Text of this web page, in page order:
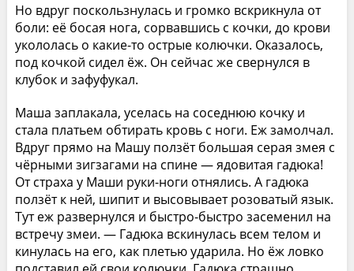
Но вдруг поскользнулась и громко вскрикнула от
боли: её босая нога, сорвавшись с кочки, до крови
укололась о какие-то острые колючки. Оказалось,
под кочкой сидел ёж. Он сейчас же свернулся в
клубок и зафуфукал.
Маша заплакала, уселась на соседнюю кочку и
стала платьем обтирать кровь с ноги. Еж замолчал.
Вдруг прямо на Машу ползёт большая серая змея с
чёрными зигзагами на спине — ядовитая гадюка!
От страха у Маши руки-ноги отнялись. А гадюка
ползёт к ней, шипит и высовывает розоватый язык.
Тут еж развернулся и быстро-быстро засеменил на
встречу змеи. — Гадюка вскинулась всем телом и
кинулась на его, как плетью ударила. Но ёж ловко